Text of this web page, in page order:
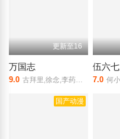
更新至16
万国志
9.0 古拜里,徐念,李药师,韦萨礼,路长风,冯梦浓,迷雅,宋先醒 7.0 何小疯
国产动漫